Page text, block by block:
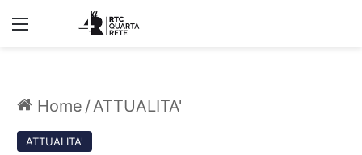
Menu
Home /ATTUALITA'
ATTUALITA'